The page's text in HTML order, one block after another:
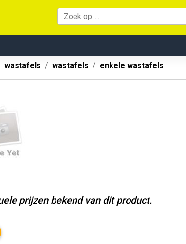
wastafels wastafels enkele wastafels
prijzen bekend van dit product.